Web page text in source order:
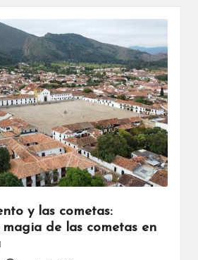
y las cometas:
de las cometas en